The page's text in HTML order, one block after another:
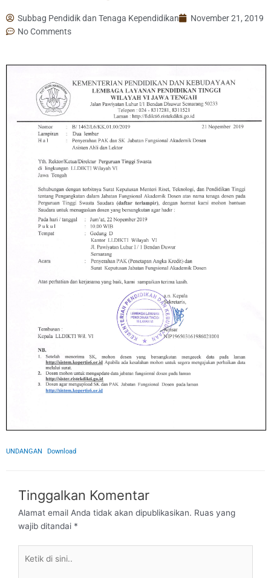
Subbag Pendidik dan Tenaga Kependidikan
November 21, 2019
No Comments
UNDANGAN Download
Tinggalkan Komentar
Alamat email Anda tidak akan dipublikasikan. Ruas yang
wajib ditandai *